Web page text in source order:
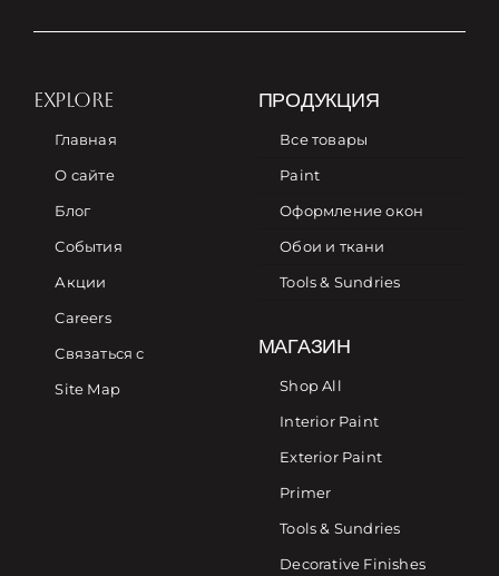
EXPLORE
Главная
О сайте
Блог
События
Акции
Careers
Связаться с
Site Map
ПРОДУКЦИЯ
Все товары
Paint
Оформление окон
Обои и ткани
Tools & Sundries
МАГАЗИН
Shop All
Interior Paint
Exterior Paint
Primer
Tools & Sundries
Decorative Finishes